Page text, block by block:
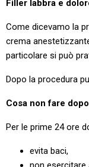
Filler labbra e
Come dicevamo la
crema
particolare si può
Dopo la procedura
Cosa non fare
Per le prime 24 ore
evita baci,